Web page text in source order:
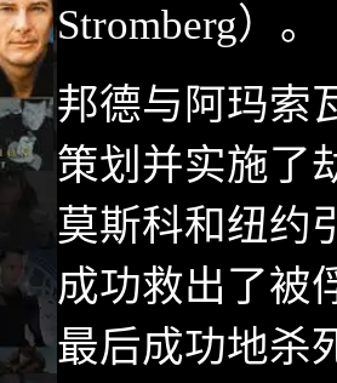
Stromberg）。
邦德与阿玛索
策划并实施了
莫斯科和纽约
成功救出了被
最后成功地杀